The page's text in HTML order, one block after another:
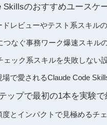
Skillsのおすすめユースケ
レビューやテスト系スキル
なぐ事務ワーク爆速スキル
ック系スキルを失敗しない
場で愛されるClaude Code
ップで最初の1本を実験
とインパクトで見極めるチ